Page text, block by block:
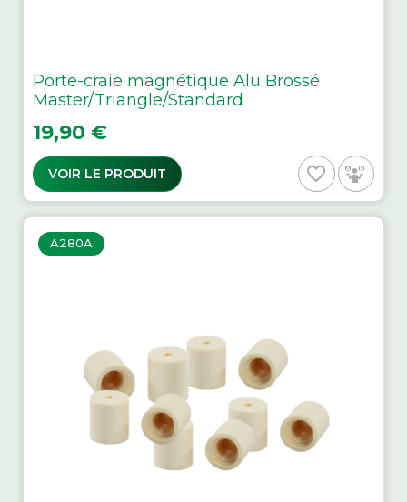
Porte-craie magnétique Alu Brossé
Master/Triangle/Standard
Prix
19,90 €
VOIR LE PRODUIT favorite_border
A280A